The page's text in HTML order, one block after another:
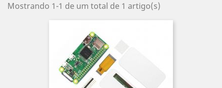
Mostrando 1-1 de um total de 1 artigo(s)